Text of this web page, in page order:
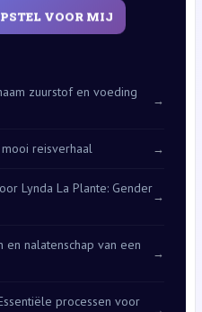
VOOR MIJ
zuurstof en voeding
→
reisverhaal →
Lynda La Plante: Gender
→
en nalatenschap van een
→
processen voor